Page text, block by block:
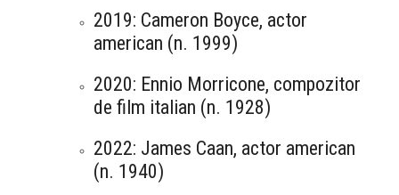
2019: Cameron Boyce, actor
american (n. 1999)
2020: Ennio Morricone, compozitor
de film italian (n. 1928)
2022: James Caan, actor american
(n. 1940)